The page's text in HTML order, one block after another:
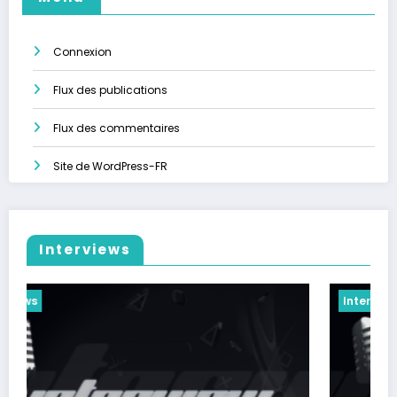
Connexion
Flux des publications
Flux des commentaires
Site de WordPress-FR
Interviews